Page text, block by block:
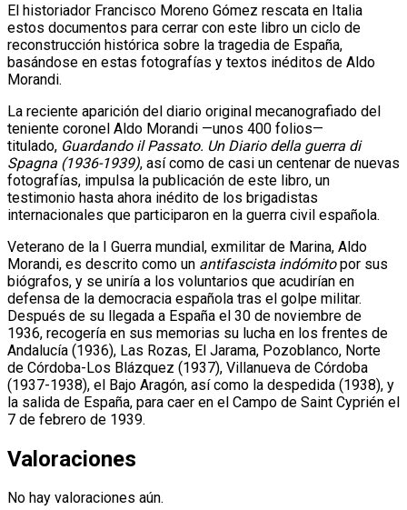
El historiador Francisco Moreno Gómez rescata en Italia
estos documentos para cerrar con este libro un ciclo de
reconstrucción histórica sobre la tragedia de España,
basándose en estas fotografías y textos inéditos de Aldo
Morandi.
La reciente aparición del diario original mecanografiado del
teniente coronel Aldo Morandi —unos 400 folios—
titulado, Guardando il Passato. Un Diario della guerra di
Spagna (1936-1939), así como de casi un centenar de nuevas
fotografías, impulsa la publicación de este libro, un
testimonio hasta ahora inédito de los brigadistas
internacionales que participaron en la guerra civil española.
Veterano de la I Guerra mundial, exmilitar de Marina, Aldo
Morandi, es descrito como un antifascista indómitopor sus
biógrafos, y se uniría a los voluntarios que acudirían en
defensa de la democracia española tras el golpe militar.
Después de su llegada a España el 30 de noviembre de
1936, recogería en sus memorias su lucha en los frentes de
Andalucía (1936), Las Rozas, El Jarama, Pozoblanco, Norte
de Córdoba-Los Blázquez (1937), Villanueva de Córdoba
(1937-1938), el Bajo Aragón, así como la despedida (1938), y
la salida de España, para caer en el Campo de Saint Cyprién el
7 de febrero de 1939.
Valoraciones
No hay valoraciones aún.